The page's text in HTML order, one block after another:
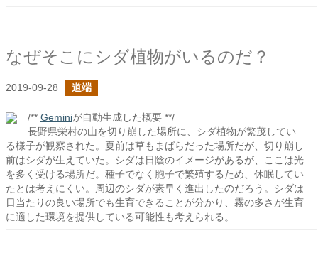
なぜそこにシダ植物がいるのだ？
2019-09-28 道端
/** Geminiが自動生成した概要 **/
長野県栄村の山を切り崩した場所に、シダ植物が繁茂してい
る様子が観察された。夏前は草もまばらだった場所だが、切り崩し
前はシダが生えていた。シダは日陰のイメージがあるが、ここは光
を多く受ける場所だ。種子でなく胞子で繁殖するため、休眠してい
たとは考えにくい。周辺のシダが素早く進出したのだろう。シダは
日当たりの良い場所でも生育できることが分かり、霧の多さが生育
に適した環境を提供している可能性も考えられる。